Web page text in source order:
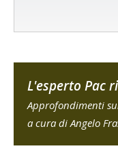
L'esperto Pac
Approfondimenti
a cura di Angelo